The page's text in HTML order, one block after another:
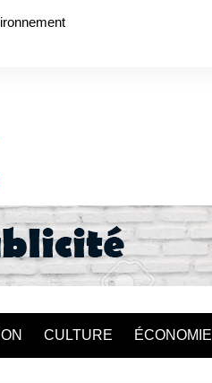
CULTURE ÉCONOMIE